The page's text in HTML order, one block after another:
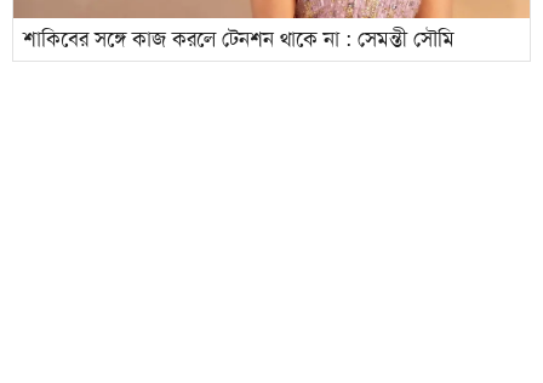
শাকিবের সঙ্গে কাজ করলে টেনশন থাকে না : সেমন্তী সৌমি